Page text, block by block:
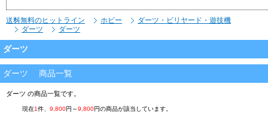
送料無料のヒットライン ホビー
ダーツ・ビリヤード・遊技機
ダーツ
ダーツ
ダーツ
ダーツ 商品一覧
ダーツ の商品一覧です。
現在1件、 9,800円～9,800円の商品が該当しています。